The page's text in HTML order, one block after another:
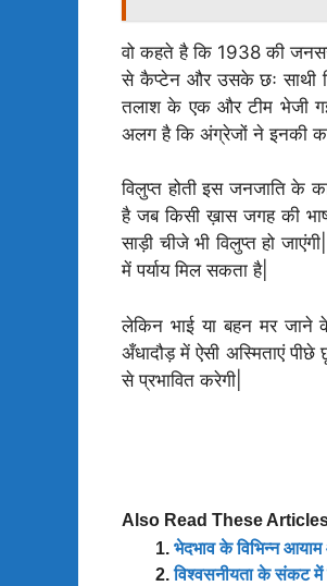
वो कहते है कि 1938 की
से कैप्टेन और उसके छः साथी
तलाश के एक और टीम भेजी
अलग है कि अंग्रेजों ने इनकी
विलुप्त होती इस जनजाति के
है जब किसी ख़ास जगह की
साड़ी चीजे भी विलुप्त हो
में पर्याय मिल सकता है|
लेकिन भाई या बहन मर जाने
अँधादौड़ में ऐसी अस्मिताएं पीछे
से प्रभावित करेगी|
Also Read These
भेदभाव के विभिन्न
विश्वसनीयता के संकट में